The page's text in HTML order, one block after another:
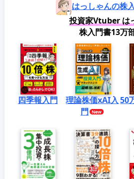
はっしゃんの株
投資家Vtuber は
株入門書13万
四季報入門
理論株価xAI入
門
50